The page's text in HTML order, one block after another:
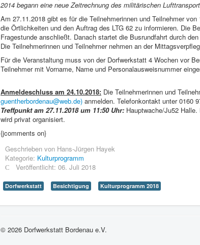
2014 begann eine neue Zeitrechnung des militärischen
Am 27.11.2018 gibt es für die Teilnehmerinnen und Teilnehmer
die Örtlichkeiten und den Auftrag des LTG 62 zu informieren. Die
Fragestunde anschließt. Danach startet die Busrundfahrt durch
Die Teilnehmerinnen und Teilnehmer nehmen an der
Für die Veranstaltung muss von der Dorfwerkstatt 4 Wochen vor
Teilnehmer mit Vorname, Name und Personalausweisnummer
Anmeldeschluss am 24.10.2018: Die Teilnehmerinnen und
guentherbordenau@web.de) anmelden. Telefonkontakt unter 0160
Treffpunkt am 27.11.2018 um 11:50 Uhr: Hauptwache/Ju52
wird privat organisiert.
{jcomments on}
Geschrieben von Hans-Jürgen Hayek
Kategorie: Kulturprogramm
Veröffentlicht: 06. Juli 2018
Dorfwerkstatt Besichtigung Kulturprogramm 2018
© 2026 Dorfwerkstatt Bordenau e.V.